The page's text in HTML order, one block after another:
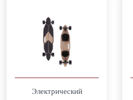
Электрический